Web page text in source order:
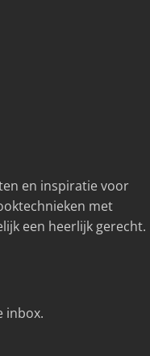
en inspiratie voor
met
een heerlijk gerecht.
inbox.